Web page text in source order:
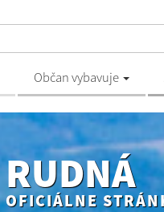
Občan vybavuje
RUDNÁ
OFICIÁLNE